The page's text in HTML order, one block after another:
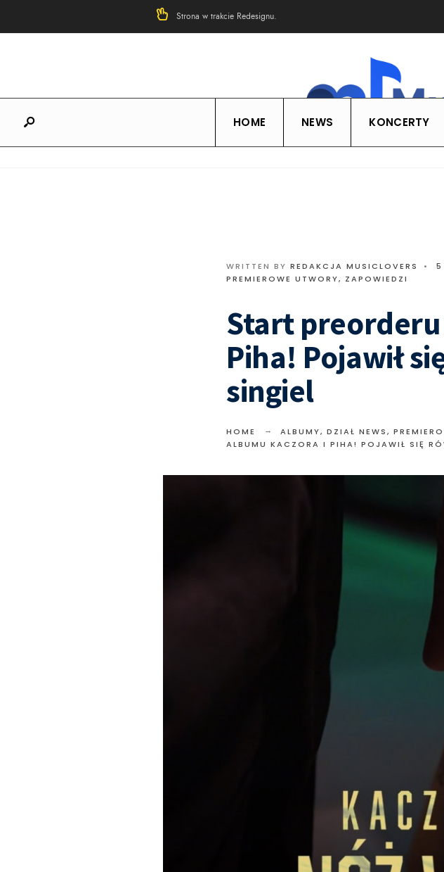
Strona w trakcie Redesignu.
HOME NEWS KONCERTY
WRITTEN BY REDAKCJA MUSICLOVERS • 5
PREMIEROWE UTWORY, ZAPOWIEDZI
Start
Piha! Pojawił
singiel
HOME ALBUMY, DZIAŁ NEWS,
ALBUMU KACZORA I PIHA! POJAWIŁ SIĘ